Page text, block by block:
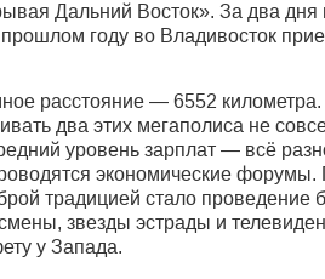
Дальний Восток». За два
году во Владивосток
расстояние — 6552
два этих мегаполиса не
уровень зарплат — всё
экономические
традицией стало проведение
звезды эстрады и
у Запада.